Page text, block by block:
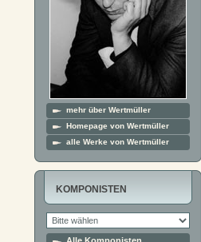
mehr über Wertmüller
Homepage von Wertmüller
alle Werke von Wertmüller
KOMPONISTEN